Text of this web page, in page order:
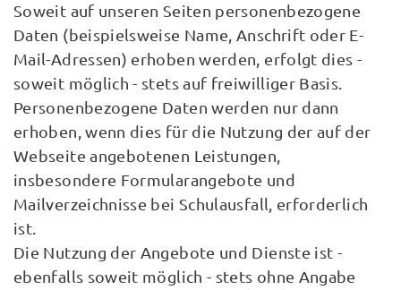
Soweit auf unseren Seiten personenbezogene
Daten (beispielsweise Name, Anschrift oder E-
Mail-Adressen) erhoben werden, erfolgt dies -
soweit möglich - stets auf freiwilliger Basis.
Personenbezogene Daten werden nur dann
erhoben, wenn dies für die Nutzung der auf der
Webseite angebotenen Leistungen,
insbesondere Formularangebote und
Mailverzeichnisse bei Schulausfall, erforderlich
ist.
Die Nutzung der Angebote und Dienste ist -
ebenfalls soweit möglich - stets ohne Angabe